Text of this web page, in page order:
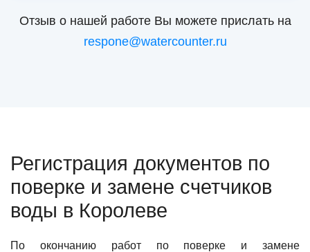
Отзыв о нашей работе Вы можете прислать на
respone@watercounter.ru
Регистрация документов по
поверке и замене счетчиков
воды в Королеве
По окончанию работ по поверке и замене